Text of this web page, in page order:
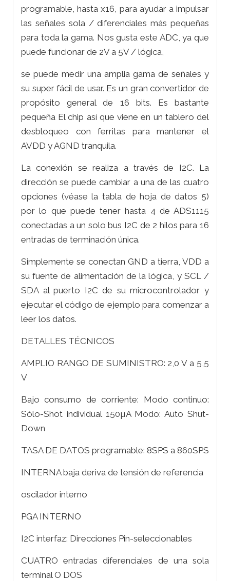
programable, hasta x16, para ayudar a impulsar
las señales sola / diferenciales más pequeñas
para toda la gama. Nos gusta este ADC, ya que
puede funcionar de 2V a 5V / lógica,
se puede medir una amplia gama de señales y
su super fácil de usar. Es un gran convertidor de
propósito general de 16 bits. Es bastante
pequeña El chip así que viene en un tablero del
desbloqueo con ferritas para mantener el
AVDD y AGND tranquila.
La conexión se realiza a través de I2C. La
dirección se puede cambiar a una de las cuatro
opciones (véase la tabla de hoja de datos 5)
por lo que puede tener hasta 4 de ADS1115
conectadas a un solo bus I2C de 2 hilos para 16
entradas de terminación única.
Simplemente se conectan GND a tierra, VDD a
su fuente de alimentación de la lógica, y SCL /
SDA al puerto I2C de su microcontrolador y
ejecutar el código de ejemplo para comenzar a
leer los datos.
DETALLES TÉCNICOS
AMPLIO RANGO DE SUMINISTRO: 2,0 V a 5,5
V
Bajo consumo de corriente: Modo continuo:
Sólo-Shot individual 150µA Modo: Auto Shut-
Down
TASA DE DATOS programable: 8SPS a 860SPS
INTERNA baja deriva de tensión de referencia
oscilador interno
PGA INTERNO
I2C interfaz: Direcciones Pin-seleccionables
CUATRO entradas diferenciales de una sola
terminal O DOS